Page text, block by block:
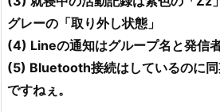
グレーの「取り外し状態」
(4) Lineの通知はグループ名と発信
(5) Bluetooth接続はしているのに同
ですねぇ。